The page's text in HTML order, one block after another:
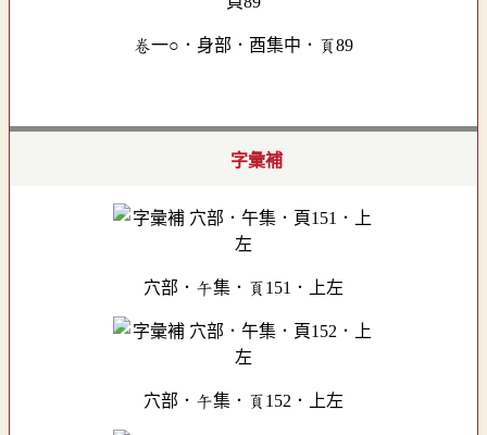
卷一○．身部．酉集中．頁89
字彙補
穴部．午集．頁151．上左
穴部．午集．頁152．上左